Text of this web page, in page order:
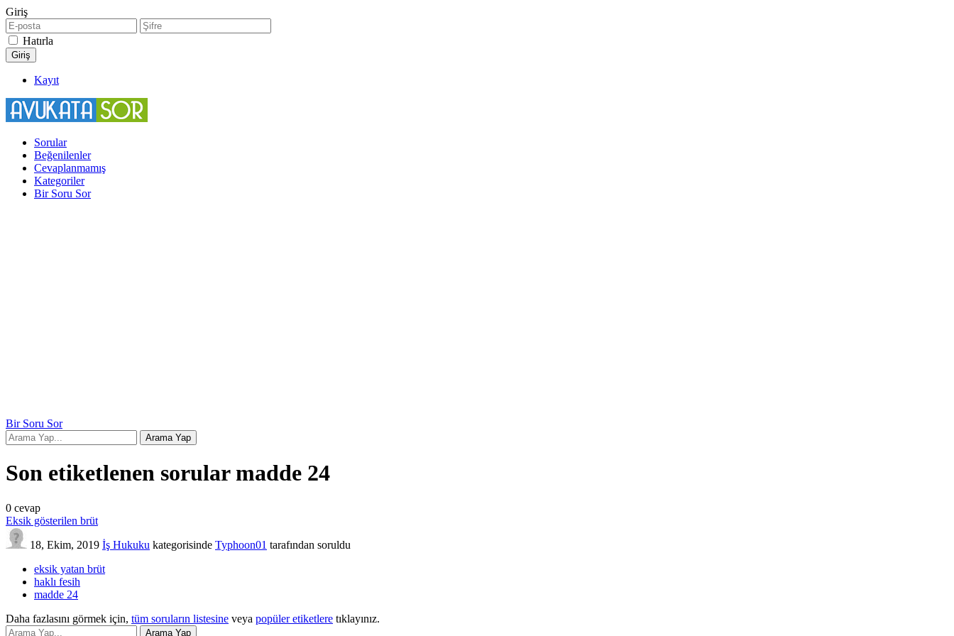
Giriş
Hatırla
Kayıt
Sorular
Beğenilenler
Cevaplanmamış
Kategoriler
Bir Soru Sor
Bir Soru Sor
Son etiketlenen sorular madde 24
0 cevap
Eksik gösterilen brüt
18, Ekim, 2019 İş Hukuku kategorisinde Typhoon01 tarafından soruldu
eksik yatan brüt
haklı fesih
madde 24
Daha fazlasını görmek için, tüm soruların listesine veya popüler etiketlere tıklayınız.